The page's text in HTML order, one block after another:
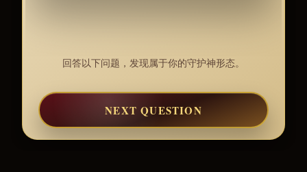
回答以下问题，发现属于你的守护神形态。
NEXT QUESTION